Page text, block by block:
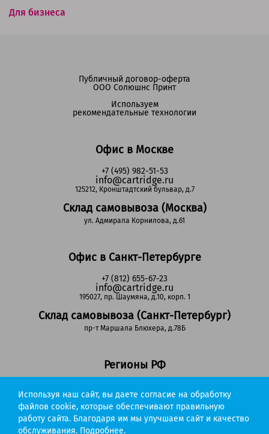
Для бизнеса
Офис в Москве
+7 (495) 982-51-53
info@cartridge.ru
125212, Кронштадтский бульвар, д.7
Склад самовывоза (Москва)
ул. Адмирала Корнилова, д.61
Офис в Санкт-Петербурге
+7 (812) 655-67-23
info@cartridge.ru
195027, пр. Шаумяна, д.10, корп. 1
Склад самовывоза (Санкт-Петербург)
пр-т Маршала Блюхера, д.78Б
Регионы РФ
(звонок бесплатный)
info@cartridge.ru
Публичный договор-оферта
ООО Солюшнс Принт
Используем
рекомендательные технологии
Cartridge.ru 2012-2026. Все права защищены
Используя наш сайт, вы даете согласие на обработку
файлов cookie, которые обеспечивают правильную
работу сайта. Благодаря им мы улучшаем сайт и качество
обслуживания. Подробнее.